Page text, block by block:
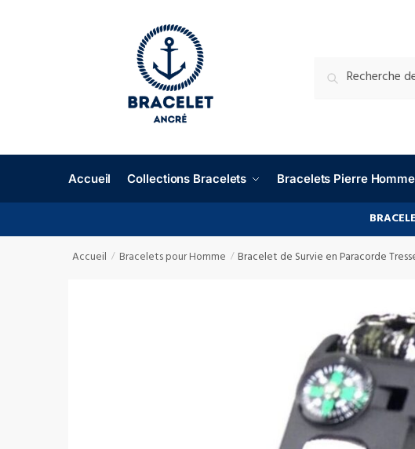
Accueil Collections Bracelets Bracelets Pierre Homme
Accueil / Bracelets pour Homme / Bracelet de Survie en Paracorde